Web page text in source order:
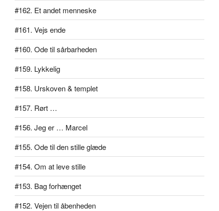
#162. Et andet menneske
#161. Vejs ende
#160. Ode til sårbarheden
#159. Lykkelig
#158. Urskoven & templet
#157. Rørt …
#156. Jeg er … Marcel
#155. Ode til den stille glæde
#154. Om at leve stille
#153. Bag forhænget
#152. Vejen til åbenheden